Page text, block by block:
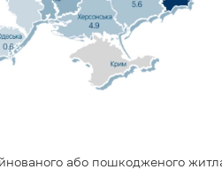
або пошкодженого